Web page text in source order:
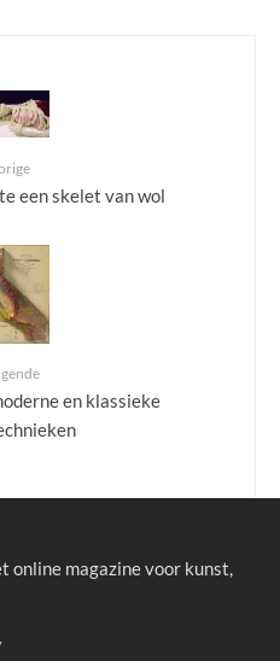
een skelet van wol
en klassieke
magazine voor kunst,